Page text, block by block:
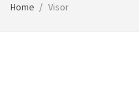
Home Visor